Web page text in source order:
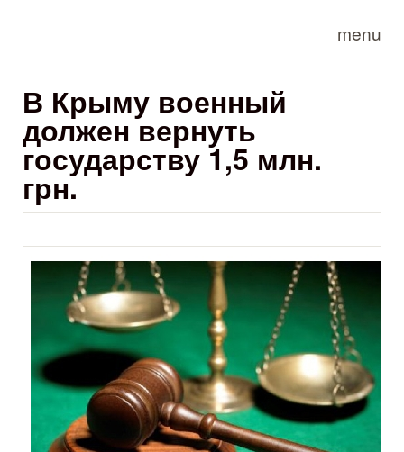
menu
В Крыму военный
должен вернуть
государству 1,5 млн.
грн.